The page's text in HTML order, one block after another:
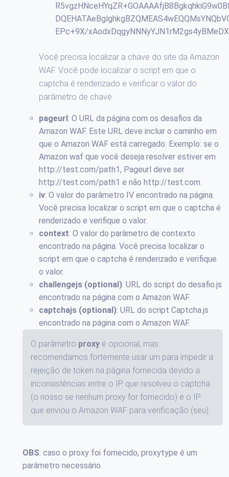
EPc+9X/
Você precisa localizar a chave do site da Amazon
WAF. Você pode localizar o script em que o
captcha é renderizado e verificar o valor do
parâmetro de chave.
pageurl: O URL da página com os desafios da
Amazon WAF. Este URL deve incluir o caminho em
que o Amazon WAF está carregado. Exemplo: se o
Amazon waf que você deseja resolver estiver em
http://test.com/path1, Pageurl deve ser
http://test.com/path1 e não http://test.com.
iv: O valor do parâmetro IV encontrado na página.
Você precisa localizar o script em que o captcha é
renderizado e verifique o valor.
context: O valor do parâmetro de contexto
encontrado na página. Você precisa localizar o
script em que o captcha é renderizado e verifique
o valor.
challengejs (optional): URL do script do desafio.js
encontrado na página com o Amazon WAF.
captchajs (optional): URL do script Captcha.js
encontrado na página com o Amazon WAF.
O parâmetro proxy é opcional, mas
recomendamos fortemente usar um para impedir a
rejeição de token na página fornecida devido a
inconsistências entre o IP que resolveu o captcha
(o nosso se nenhum proxy for fornecido) e o IP
que enviou o Amazon WAF para verificação (seu).
OBS: caso o proxy foi fornecido, proxytype é um
parâmetro necessário.